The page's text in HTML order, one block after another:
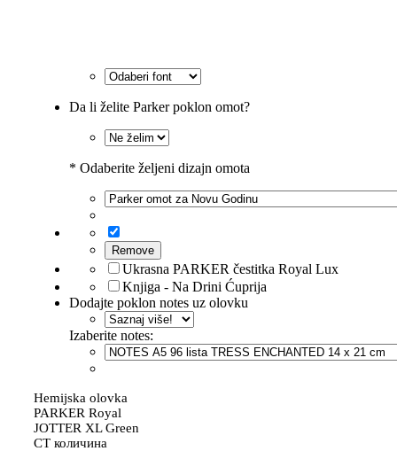
Da li želite Parker poklon omot?
* Odaberite željeni dizajn omota
Remove
Ukrasna PARKER čestitka Royal Lux
Knjiga - Na Drini Ćuprija
Dodajte poklon notes uz olovku
Izaberite notes:
Hemijska olovka
PARKER Royal
JOTTER XL Green
CT количина